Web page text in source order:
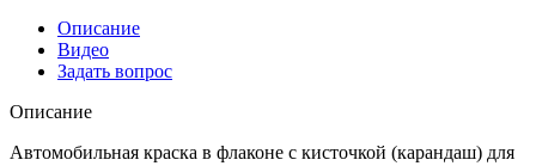
Описание
Видео
Задать вопрос
Описание
Автомобильная краска в флаконе с кисточкой (карандаш) для